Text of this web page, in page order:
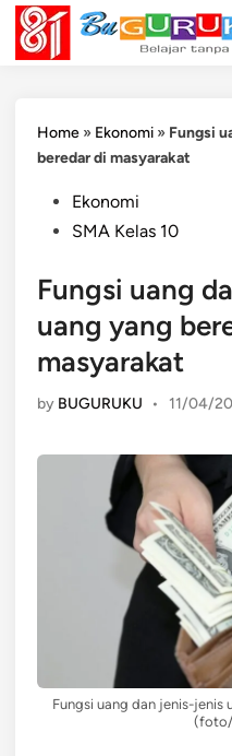
Skip
content
Home » Ekonomi » Fungsi
beredar di masyarakat
PostedEkonomi
SMA Kelas 10
Fungsi uang
uang yang
masyarakat
by BUGURUKU • 11/04/
Fungsi uang dan jenis-jenis
(foto/